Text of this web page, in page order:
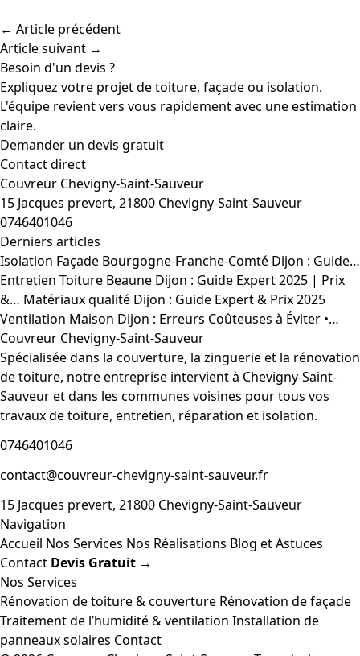
← Article précédent
Article suivant →
Besoin d'un devis ?
Expliquez votre projet de toiture, façade ou isolation.
L'équipe revient vers vous rapidement avec une estimation
claire.
Demander un devis gratuit
Contact direct
Couvreur Chevigny-Saint-Sauveur
15 Jacques prevert, 21800 Chevigny-Saint-Sauveur
0746401046
Derniers articles
Isolation Façade Bourgogne-Franche-Comté Dijon : Guide…
Entretien Toiture Beaune Dijon : Guide Expert 2025 | Prix
&… Matériaux qualité Dijon : Guide Expert & Prix 2025
Ventilation Maison Dijon : Erreurs Coûteuses à Éviter •…
Couvreur Chevigny-Saint-Sauveur
Spécialisée dans la couverture, la zinguerie et la rénovation
de toiture, notre entreprise intervient à Chevigny-Saint-
Sauveur et dans les communes voisines pour tous vos
travaux de toiture, entretien, réparation et isolation.
0746401046
contact@couvreur-chevigny-saint-sauveur.fr
15 Jacques prevert, 21800 Chevigny-Saint-Sauveur
Navigation
Accueil Nos Services Nos Réalisations Blog et Astuces
Contact Devis Gratuit →
Nos Services
Rénovation de toiture & couverture Rénovation de façade
Traitement de l’humidité & ventilation Installation de
panneaux solaires Contact